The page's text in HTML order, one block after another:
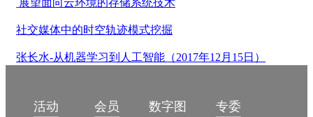
展望面向云环境的存储系统技术
社交媒体中的时空轨迹模式挖掘
张长水-从机器学习到人工智能（2017年12月15日）
活动 会员
数字图
专委